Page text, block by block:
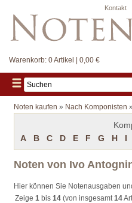
Kontakt
Warenkorb: 0 Artikel | 0,00 €
Noten kaufen » Nach Komponisten »
A
B C D E F G H I
Noten von Ivo
Hier können Sie Notenausgaben
Zeige 1 bis 14 (von insgesamt14